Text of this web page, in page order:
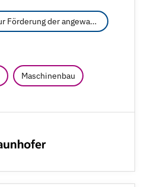
Fraunhofer-Gesellschaft zur Förderung der angewandten Forschung e.V.
Maschinenbau